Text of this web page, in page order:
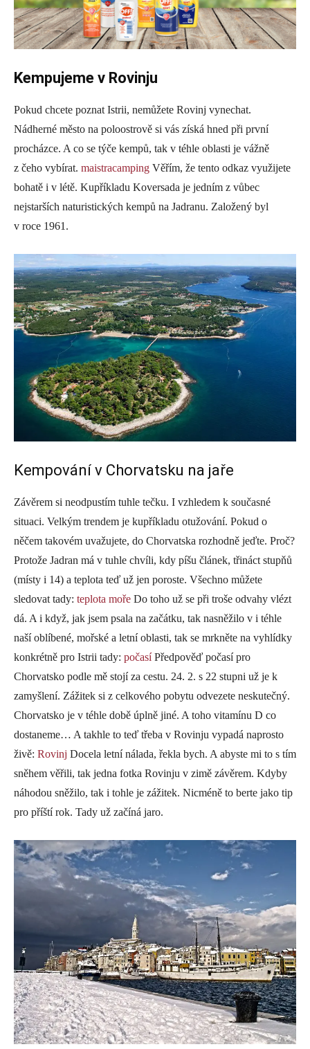
Kempujeme v Rovinju
Pokud chcete poznat Istrii, nemůžete Rovinj vynechat.
Nádherné město na poloostrově si vás získá hned při první
procházce. A co se týče kempů, tak v téhle oblasti je vážně
z čeho vybírat. maistracamping Věřím, že tento odkaz využijete
bohatě i v létě. Kupříkladu Koversada je jedním z vůbec
nejstarších naturistických kempů na Jadranu. Založený byl
v roce 1961.
Kempování v Chorvatsku na jaře
Závěrem si neodpustím tuhle tečku. I vzhledem k současné
situaci. Velkým trendem je kupříkladu otužování. Pokud o
něčem takovém uvažujete, do Chorvatska rozhodně jeďte. Proč?
Protože Jadran má v tuhle chvíli, kdy píšu článek, třináct stupňů
(místy i 14) a teplota teď už jen poroste. Všechno můžete
sledovat tady: teplota moře Do toho už se při troše odvahy vlézt
dá. A i když, jak jsem psala na začátku, tak nasněžilo v i téhle
naší oblíbené, mořské a letní oblasti, tak se mrkněte na vyhlídky
konkrétně pro Istrii tady: počasíPředpověď počasí pro
Chorvatsko podle mě stojí za cestu. 24. 2. s 22 stupni už je k
zamyšlení. Zážitek si z celkového pobytu odvezete neskutečný.
Chorvatsko je v téhle době úplně jiné. A toho vitamínu D co
dostaneme… A takhle to teď třeba v Rovinju vypadá naprosto
živě: Rovinj Docela letní nálada, řekla bych. A abyste mi to s tím
sněhem věřili, tak jedna fotka Rovinju v zimě závěrem. Kdyby
náhodou sněžilo, tak i tohle je zážitek. Nicméně to berte jako tip
pro příští rok. Tady už začíná jaro.